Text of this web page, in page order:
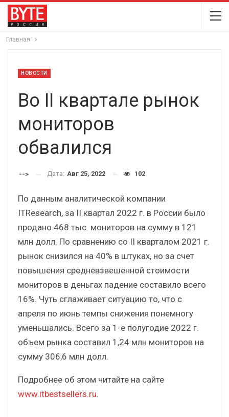
Главная
НОВОСТИ
Во II квартале рынок
мониторов
обвалился
--> Дата: Авг 25, 2022 102
По данным аналитической компании
ITResearch, за II квартал 2022 г. в России было
продано 468 тыс. мониторов на сумму в 121
млн долл. По сравнению со II кварталом 2021 г.
рынок снизился на 40% в штуках, но за счет
повышения средневзвешенной стоимости
мониторов в деньгах падение составило всего
16%. Чуть сглаживает ситуацию то, что с
апреля по июнь темпы снижения понемногу
уменьшались. Всего за 1-е полугодие 2022 г.
объем рынка составил 1,24 млн мониторов на
сумму 306,6 млн долл.
Подробнее об этом читайте на сайте
www.itbestsellers.ru.